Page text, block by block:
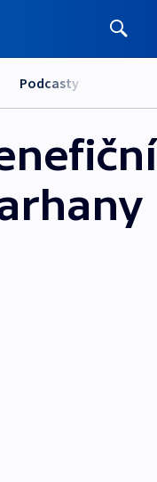
Podcasty